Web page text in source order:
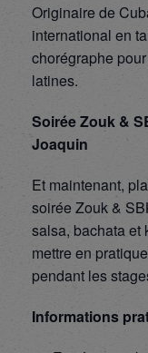
Originaire de
international en
chorégraphe
latines.
Soirée Zouk &
Joaquin
Et maintenant,
soirée Zouk &
salsa, bachata et
mettre en
pendant les
Informations